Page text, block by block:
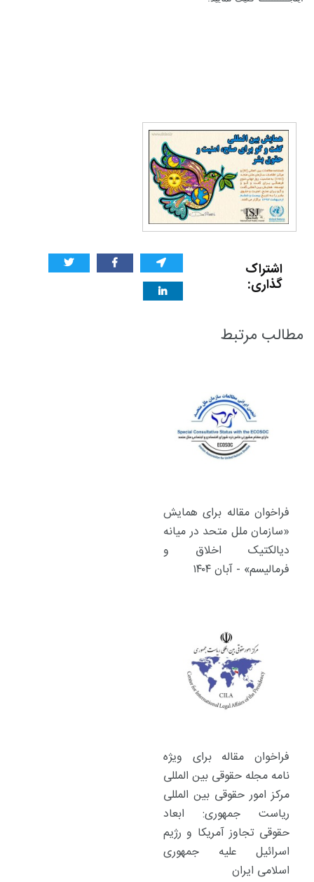
اشتراک
گذاری:
مطالب مرتبط
فراخوان مقاله برای همایش
«سازمان ملل متحد در میانه
دیالکتیک اخلاق و
فرمالیسم» - آبان ۱۴۰۴
فراخوان مقاله برای ویژه
نامه مجله حقوقی بین المللی
مرکز امور حقوقی بین المللی
ریاست جمهوری: ابعاد
حقوقی تجاوز آمریکا و رژیم
اسرائیل علیه جمهوری
اسلامی ایران